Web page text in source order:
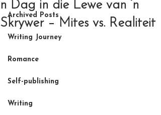
Archived Posts
Writing Journey
Romance
Self-publishing
Writing
n Dag in die Lewe van ‘n
Skrywer – Mites vs. Realiteit